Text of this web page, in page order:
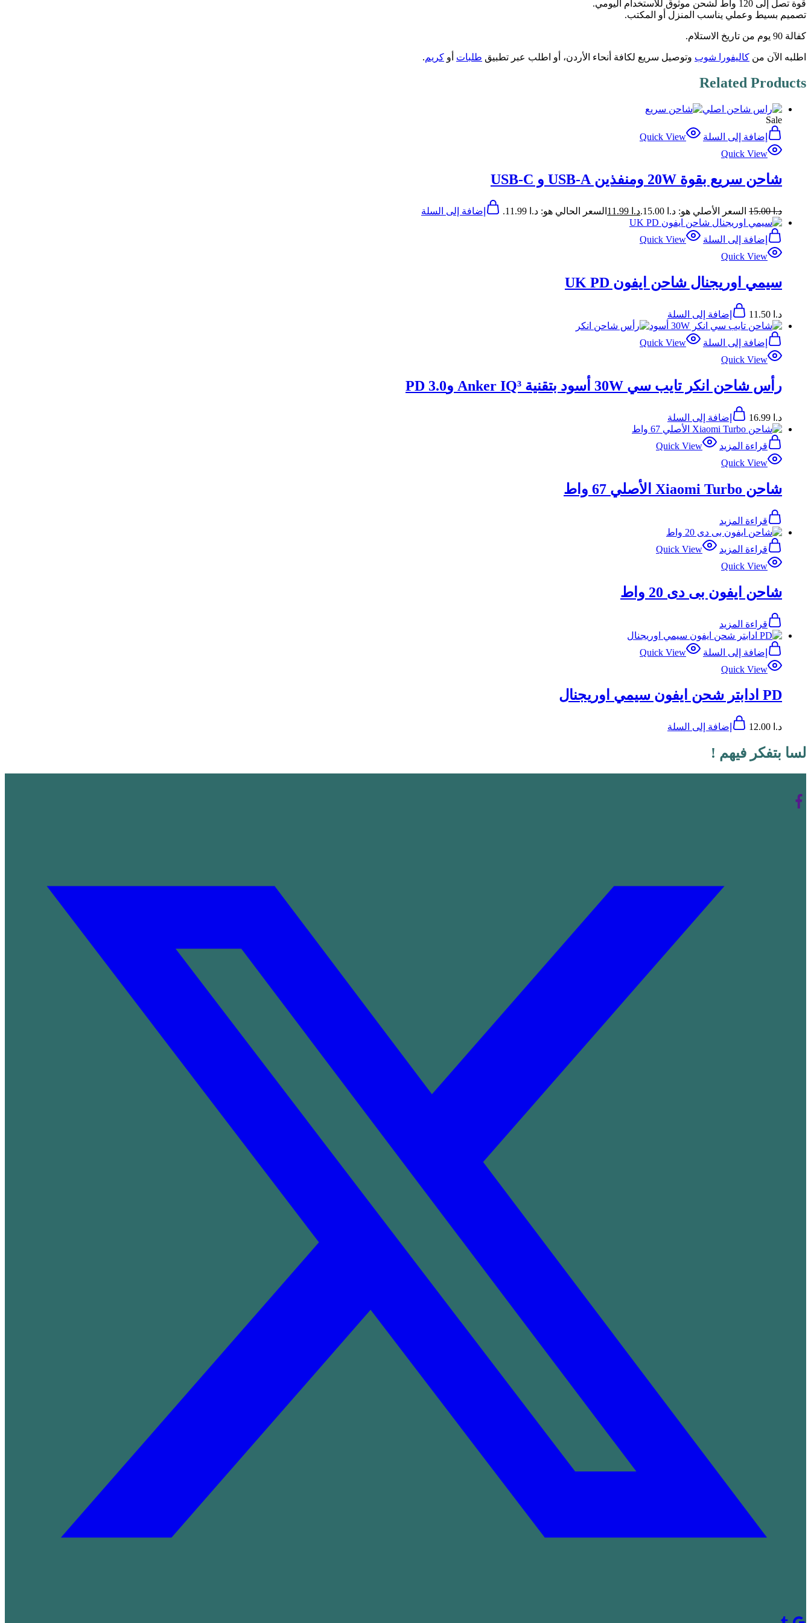
قوة تصل إلى 120 واط لشحن موثوق للاستخدام اليومي.
تصميم بسيط وعملي يناسب المنزل أو المكتب.
كفالة 90 يوم من تاريخ الاستلام.
اطلبه الآن من كاليفورا شوب وتوصيل سريع لكافة أنحاء الأردن، أو اطلب عبر تطبيق طلبات أو كريم.
Related Products
Sale
إضافة إلى السلة
Quick View
Quick View
شاحن سريع بقوة 20W ومنفذين USB-A و USB-C
د.ا15.00 السعر الأصلي هو: د.ا 15.00. د.ا السعر الحالي هو: د.ا 11.99. إضافة إلى السلة
إضافة إلى السلة
Quick View
Quick View
سيمي اوريجنال شاحن ايفون UK PD
د.ا إضافة إلى السلة
إضافة إلى السلة
Quick View
Quick View
رأس شاحن انكر تايب سي 30W أسود بتقنية Anker IQ³ وPD 3.0
د.ا إضافة إلى السلة
قراءة المزيد
Quick View
Quick View
شاحن Xiaomi Turbo الأصلي 67 واط
قراءة المزيد
قراءة المزيد
Quick View
Quick View
شاحن ايفون بى دى 20 واط
قراءة المزيد
إضافة إلى السلة
Quick View
Quick View
PD ادابتر شحن ايفون سيمي اوريجنال
د.ا إضافة إلى السلة
لسا بتفكر فيهم !